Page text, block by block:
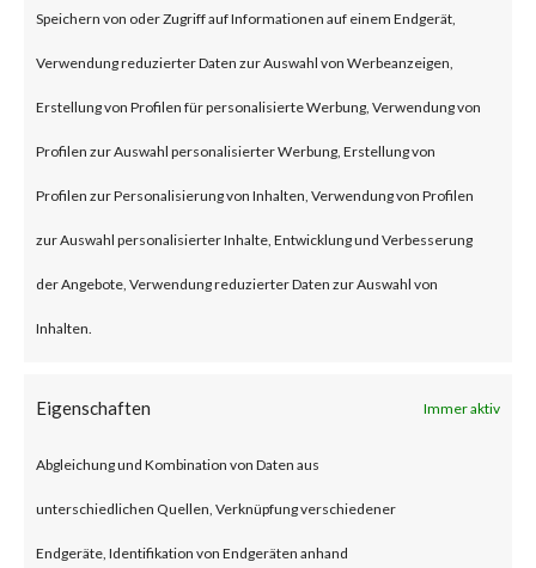
Speichern von oder Zugriff auf Informationen auf einem Endgerät,
Verwendung reduzierter Daten zur Auswahl von Werbeanzeigen,
Erstellung von Profilen für personalisierte Werbung, Verwendung von
Profilen zur Auswahl personalisierter Werbung, Erstellung von
Profilen zur Personalisierung von Inhalten, Verwendung von Profilen
zur Auswahl personalisierter Inhalte, Entwicklung und Verbesserung
der Angebote, Verwendung reduzierter Daten zur Auswahl von
Inhalten.
Eigenschaften Immer aktiv
Abgleichung und Kombination von Daten aus
unterschiedlichen Quellen, Verknüpfung verschiedener
Endgeräte, Identifikation von Endgeräten anhand
released an advisory for a
template injection vulnerability
on Confluence Data Center and
Server. That can allow an
unauthenticated attacker to
remotely execute malicious
code on affected versions. This
vulnerability is rated with a
Atlassian highly recommend to
apply the latest version